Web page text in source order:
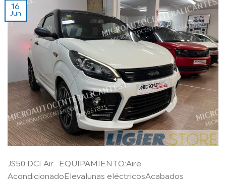
16
Jun
JS50 DCI Air . EQUIPAMIENTO:Aire
AcondicionadoElevalunas eléctricosAcabados